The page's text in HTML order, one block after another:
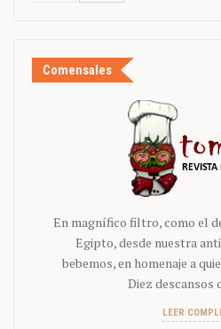
Comensales
En magnífico filtro, como el
Egipto, desde nuestra
bebemos, en homenaje a
Diez descansos
LEER